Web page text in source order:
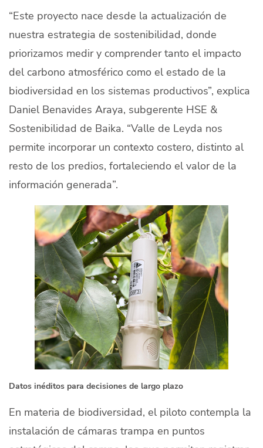
“Este proyecto nace desde la actualización de
nuestra estrategia de sostenibilidad, donde
priorizamos medir y comprender tanto el impacto
del carbono atmosférico como el estado de la
biodiversidad en los sistemas productivos”, explica
Daniel Benavides Araya, subgerente HSE &
Sostenibilidad de Baika. “Valle de Leyda nos
permite incorporar un contexto costero, distinto al
resto de los predios, fortaleciendo el valor de la
información generada”.
Datos inéditos para decisiones de largo plazo
En materia de biodiversidad, el piloto contempla la
instalación de cámaras trampa en puntos